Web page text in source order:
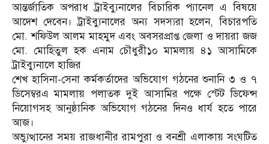
আন্তর্জাতিক অপরাধ ট্রাইব্যুনালের বিচারিক প্যানেল এ বিষয়ে
আদেশ দেবেন। ট্রাইব্যুনালের অন্য সদস্যরা হলেন, বিচারপতি
মো. শফিউল আলম মাহমুদ এবং অবসরপ্রাপ্ত জেলা ও দায়রা জজ
মো. মোহিতুল হক এনাম চৌধুরী১০ মামলায় ৪১ আসামিকে
ট্রাইব্যুনালে হাজির
শেখ হাসিনা-সেনা কর্মকর্তাদের অভিযোগ গঠনের শুনানি ৩ ও ৭
ডিসেম্বরএ মামলায় পলাতক দুই আসামির পক্ষে স্টেট ডিফেন্স
নিয়োগসহ আনুষ্ঠানিক অভিযোগ গঠনের দিনও ধার্য হতে পারে
আজ।
অভ্যুত্থানের সময় রাজধানীর রামপুরা ও বনশ্রী এলাকায় সংঘটিত